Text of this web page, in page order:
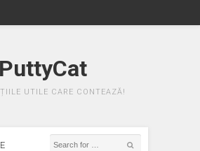
PuttyCat
UTILE CARE CONTEAZĂ!